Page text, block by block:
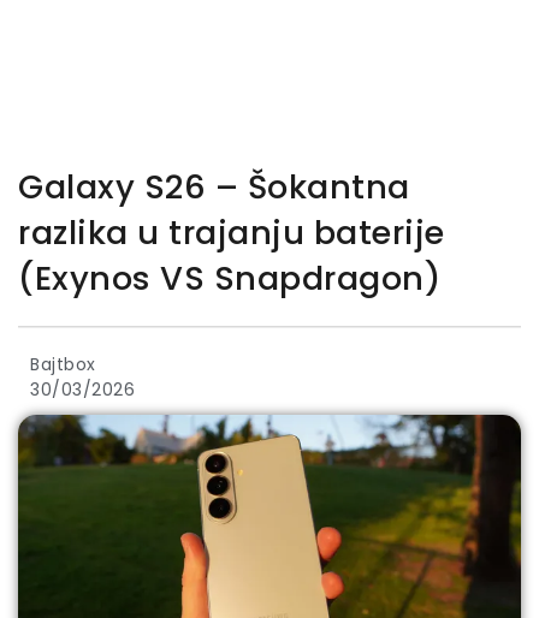
Galaxy S26 – Šokantna
razlika u trajanju baterije
(Exynos VS Snapdragon)
Bajtbox
30/03/2026